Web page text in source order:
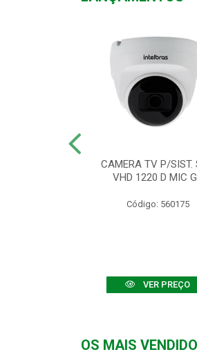
CAMERA TV P/SIST.
VHD 1220 D MIC
Código: 560175
VER PREÇO
OS MAIS